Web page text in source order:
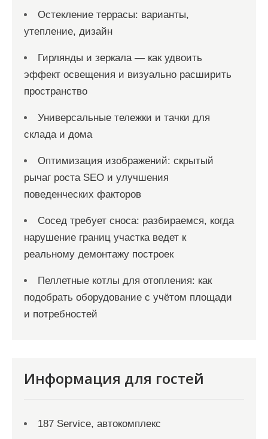
Остекление террасы: варианты,
утепление, дизайн
Гирлянды и зеркала — как удвоить
эффект освещения и визуально расширить
пространство
Универсальные тележки и тачки для
склада и дома
Оптимизация изображений: скрытый
рычаг роста SEO и улучшения
поведенческих факторов
Сосед требует сноса: разбираемся, когда
нарушение границ участка ведет к
реальному демонтажу построек
Пеллетные котлы для отопления: как
подобрать оборудование с учётом площади
и потребностей
Информация для гостей
187 Service, автокомплекс